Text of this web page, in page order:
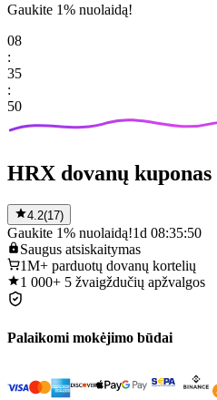
Gaukite 1% nuolaidą!
08
:
35
:
50
HRX dovanų kuponas
4.2(17)
Gaukite 1% nuolaidą!1d 08:35:50
Saugus atsiskaitymas
1M+ parduotų dovanų kortelių
1 000+ 5 žvaigždučių apžvalgos
Palaikomi mokėjimo būdai